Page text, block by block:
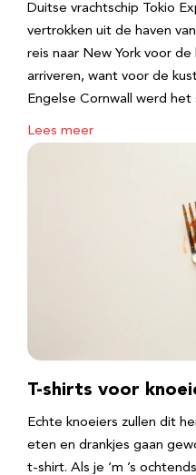
Duitse vrachtschip Tokio
vertrokken uit de haven
reis naar New York voor
arriveren, want voor de
Engelse Cornwall werd
Lees meer
T-shirts voor
Echte knoeiers zullen dit
eten en drankjes gaan
t-shirt. Als je ‘m ’s